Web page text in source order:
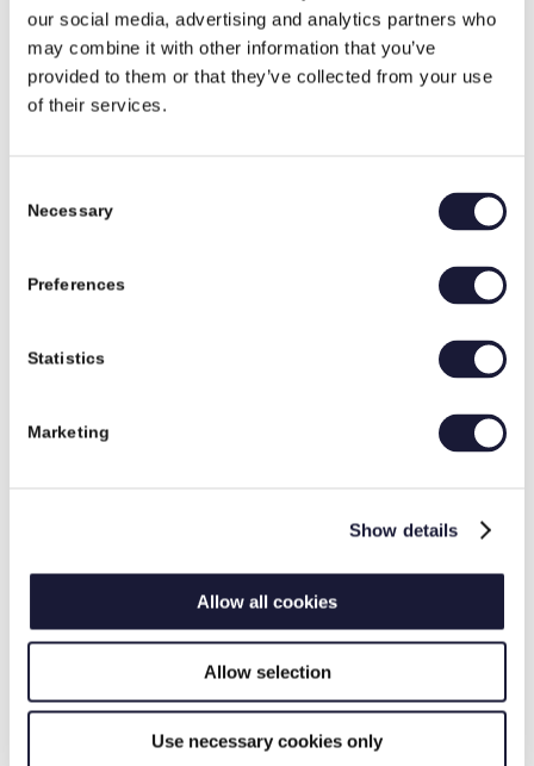
our social media, advertising and analytics partners who
may combine it with other information that you’ve
provided to them or that they’ve collected from your use
of their services.
Selection
Necessary
Preferences
Statistics
Marketing
Show details
Allow all cookies
Allow selection
Use necessary cookies only
Person:
Mads Steffensen og øvrige deltagere i Monopolet, for at sætte
flere vinkler på almindelige menneskers dilemmaer
Det vildeste jeg har prøvet:
Har hørt om konceptet, men det fanger mig ikke, jeg er mere til
april 19, 2024
12 friske, Rasmus Larsen Pedersen
Det er en bred vifte lige fra Country rock til techno.
Film:
“RUSH” og Fast and Furious.